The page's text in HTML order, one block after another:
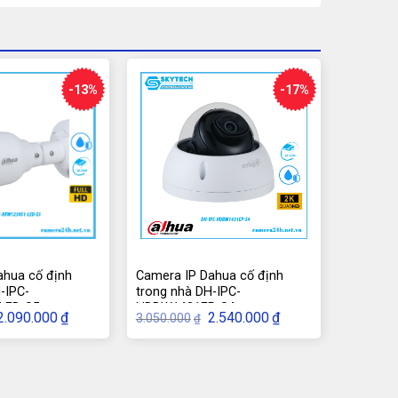
-13%
cố định
IPC-
S5
₫Giá
hiện
tại
-17%
Camera IP Dahua cố định
trong nhà DH-IPC-
HDBW1431EP-S4
3.050.000 ₫ Giá
là:
2.540.000₫Giá
hiện
tại